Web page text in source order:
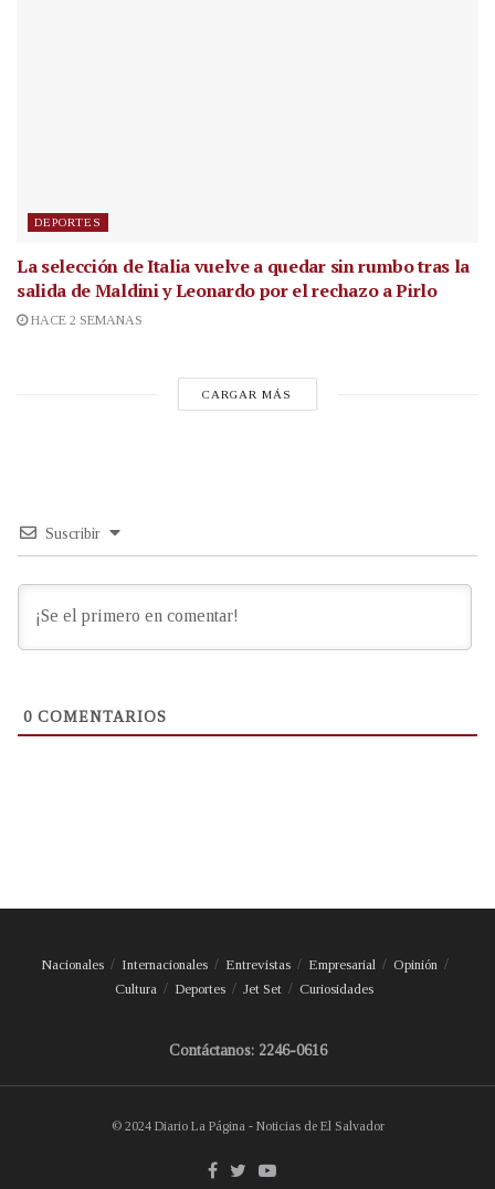
DEPORTES
La selección de Italia vuelve a quedar sin rumbo tras la
salida de Maldini y Leonardo por el rechazo a Pirlo
HACE 2 SEMANAS
CARGAR MÁS
Suscribir
0 COMENTARIOS
Nacionales Internacionales Entrevistas Empresarial
Opinión
Cultura
Deportes Jet Set Curiosidades
Contáctanos: 2246-0616
© 2024 Diario La Página - Noticias de El Salvador